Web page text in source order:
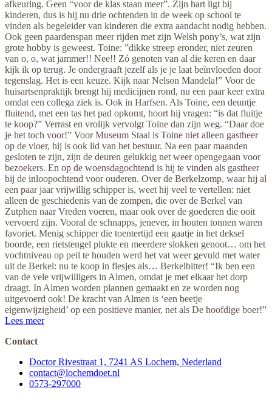
afkeuring. Geen “voor de klas staan meer”. Zijn hart ligt bij
kinderen, dus is hij nu drie ochtenden in de week op school te
vinden als begeleider van kinderen die extra aandacht nodig hebben.
Ook geen paardenspan meer rijden met zijn Welsh pony’s, wat zijn
grote hobby is geweest. Toine: ”dikke streep eronder, niet zeuren
van o, o, wat jammer!! Nee!! Zó genoten van al die keren en daar
kijk ik op terug. Je ondergraaft jezelf als je je laat beïnvloeden door
tegenslag. Het is een keuze. Kijk naar Nelson Mandela!” Voor de
huisartsenpraktijk brengt hij medicijnen rond, nu een paar keer extra
omdat een collega ziek is. Ook in Harfsen. Als Toine, een deuntje
fluitend, met een tas het pad opkomt, hoort hij vragen: “is dat fluitje
te koop?” Verrast en vrolijk vervolgt Toine dan zijn weg. “Daar doe
je het toch voor!” Voor Museum Staal is Toine niet alleen gastheer
op de vloer, hij is ook lid van het bestuur. Na een paar maanden
gesloten te zijn, zijn de deuren gelukkig net weer opengegaan voor
bezoekers. En op de woensdagochtend is hij te vinden als gastheer
bij de inloopochtend voor ouderen. Over de Berkelzomp, waar hij al
een paar jaar vrijwillig schipper is, weet hij veel te vertellen: niet
alleen de geschiedenis van de zompen, die over de Berkel van
Zutphen naar Vreden voeren, maar ook over de goederen die ooit
vervoerd zijn. Vooral de schnapps, jenever, in houten tonnen waren
favoriet. Menig schipper die toentertijd een gaatje in het deksel
boorde, een rietstengel plukte en meerdere slokken genoot… om het
vochtniveau op peil te houden werd het vat weer gevuld met water
uit de Berkel: nu te koop in flesjes als… Berkelbitter! “Ik ben een
van de vele vrijwilligers in Almen, omdat je met elkaar het dorp
draagt. In Almen worden plannen gemaakt en ze worden nog
uitgevoerd ook! De kracht van Almen is ‘een beetje
eigenwijzigheid’ op een positieve manier, net als De hoofdige boer!”
Lees meer
Contact
Doctor Rivestraat 1, 7241 AS Lochem, Nederland
contact@lochemdoet.nl
0573-297000